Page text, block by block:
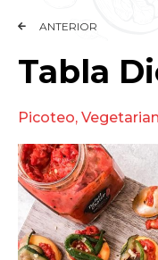
ANTERIOR
Tabla
Picoteo,